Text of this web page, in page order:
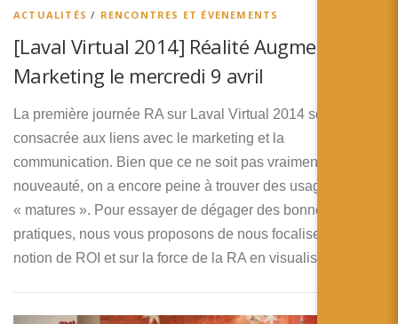
ACTUALITÉS / RENCONTRES ET ÉVENEMENTS
[Laval Virtual 2014] Réalité Augmentée et
Marketing le mercredi 9 avril
La première journée RA sur Laval Virtual 2014 sera donc
consacrée aux liens avec le marketing et la
communication. Bien que ce ne soit pas vraiment une
nouveauté, on a encore peine à trouver des usages
« matures ». Pour essayer de dégager des bonnes
pratiques, nous vous proposons de nous focaliser sur la
notion de ROI et sur la force de la RA en visualisation.